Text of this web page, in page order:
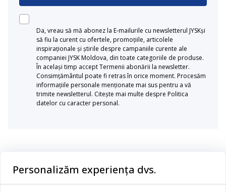
Da, vreau să mă abonez la E-mailurile cu newsletterul JYSKși
să fiu la curent cu ofertele, promoțiile, articolele
inspiraționale și știrile despre campaniile curente ale
companiei JYSK Moldova, din toate categoriile de produse.
În același timp accept Termenii abonării la newsletter.
Consimțământul poate fi retras în orice moment. Procesăm
informațiile personale menționate mai sus pentru a vă
trimite newsletterul. Citește mai multe despre Politica
datelor cu caracter personal.
Personalizăm experiența dvs.